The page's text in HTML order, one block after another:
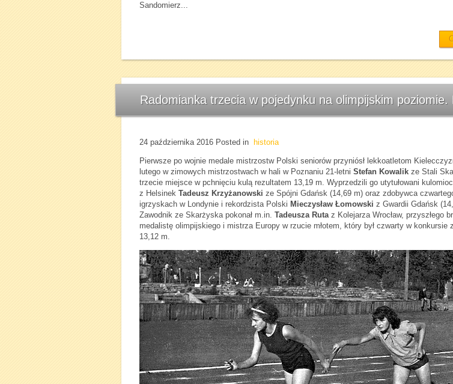
Sandomierz...
Radomianka trzecia w pojedynku na olimpijskim poziomie.
24 października 2016 Posted in historia
Pierwsze po wojnie medale mistrzostw Polski seniorów przyniósł lekkoatletom
lutego w zimowych mistrzostwach w hali w Poznaniu 21-letni Stefan Kowalik ze Stali
trzecie miejsce w pchnięciu kulą rezultatem 13,19 m. Wyprzedzili go utytułowani
z Helsinek Tadeusz Krzyżanowski ze Spójni Gdańsk (14,69 m) oraz zdobywca
igrzyskach w Londynie i rekordzista Polski Mieczysław Łomowski z Gwardii Gdańsk
Zawodnik ze Skarżyska pokonał m.in. Tadeusza Rutaz Kolejarza Wrocław, przyszłego
medalistę olimpijskiego i mistrza Europy w rzucie młotem, który był czwarty w konkursie
13,12 m.